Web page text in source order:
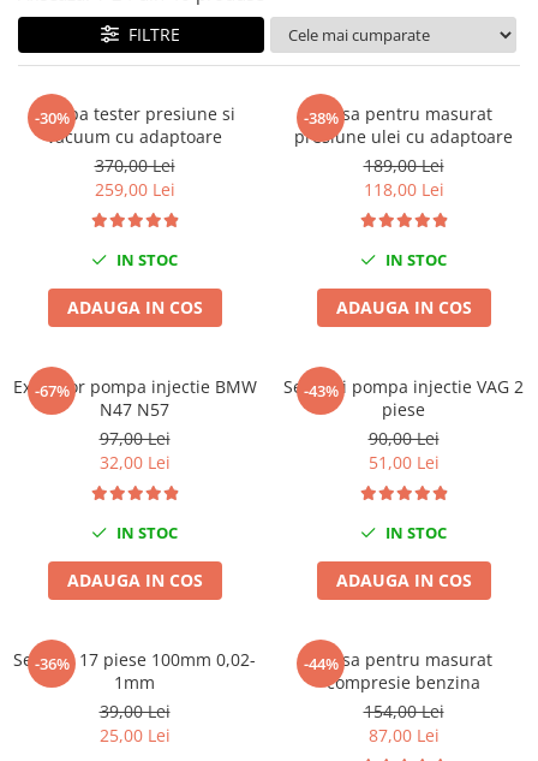
Tig-Wig
Pompe si Cilindri Hidraulici
Prese pentru arcuri
Redresoare,Roboti Pornire,Cabluri
Schimb ulei
Accesorii schimb ulei
Chei buson baie ulei
Chei filtru ulei
Recuperatoare de ulei
Scule De Mana si Unelte
Aparate de nituit si capsat
Capsatoare tapiterie
Chei de Forta
Ciocane Dalti si Dornuri
Reparat Filete
Scule Electrice
Aeroterme si Incalzitoare
Aparate de spalat cu presiune
FILTRE
-30%
Pompa tester presiune si
vacuum cu adaptoare
370,00 Lei
259,00 Lei
IN STOC
ADAUGA IN COS
-38%
Trusa pentru masurat
presiune ulei cu adaptoare
189,00 Lei
118,00 Lei
IN STOC
ADAUGA IN COS
-67%
Extractor pompa injectie BMW
N47 N57
97,00 Lei
32,00 Lei
IN STOC
ADAUGA IN COS
-43%
Set chei pompa injectie VAG 2
piese
90,00 Lei
51,00 Lei
IN STOC
ADAUGA IN COS
-36%
Set lere 17 piese 100mm 0,02-
1mm
39,00 Lei
25,00 Lei
-44%
Trusa pentru masurat
compresie benzina
154,00 Lei
87,00 Lei